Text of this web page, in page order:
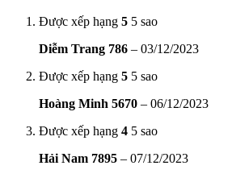
Được xếp hạng 5 5 sao
Diễm Trang 786 – 03/12/2023
Được xếp hạng 5 5 sao
Hoàng Minh 5670 – 06/12/2023
Được xếp hạng 4 5 sao
Hải Nam 7895 – 07/12/2023